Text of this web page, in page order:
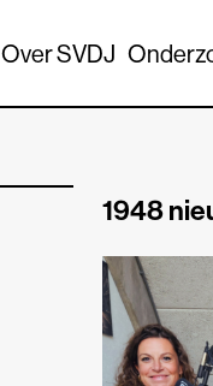
Over SVDJ
1948